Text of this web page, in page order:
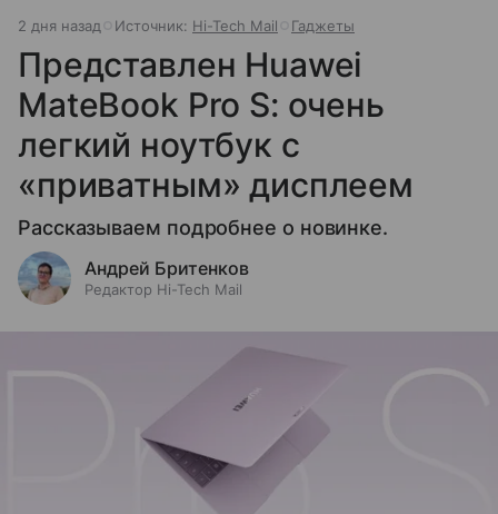
2 дня назад Источник: Hi-Tech Mail Гаджеты
Представлен Huawei
MateBook Pro S: очень
легкий ноутбук с
«приватным» дисплеем
Рассказываем подробнее о новинке.
Андрей Бритенков
Редактор Hi-Tech Mail